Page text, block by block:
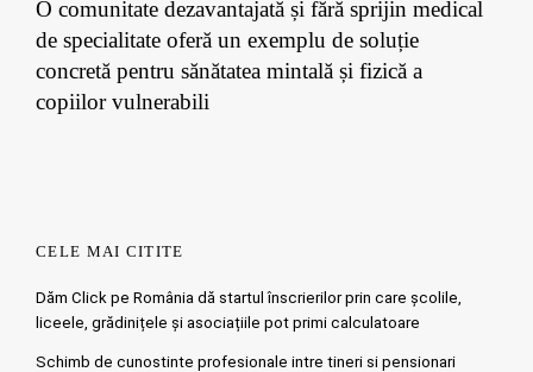
O comunitate dezavantajată și fără sprijin medical
de specialitate oferă un exemplu de soluție
concretă pentru sănătatea mintală și fizică a
copiilor vulnerabili
CELE MAI CITITE
Dăm Click pe România dă startul înscrierilor prin care școlile,
liceele, grădinițele și asociațiile pot primi calculatoare
Schimb de cunostinte profesionale intre tineri si pensionari